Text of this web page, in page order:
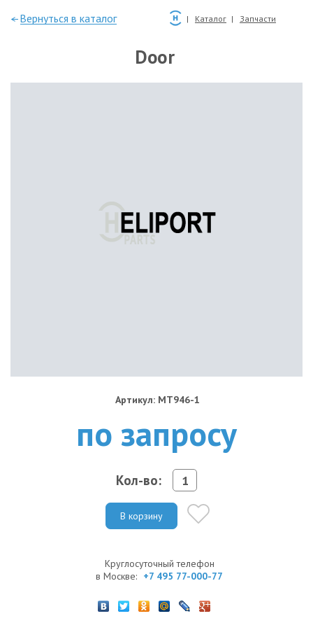
—Вернуться в каталог Каталог Запчасти
Door
Артикул: MT946-1
по запросу
Кол-во:
В корзину
Круглосуточный телефон
в Москве: +7 495 77-000-77